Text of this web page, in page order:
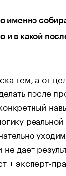
именно
в какой
тем, а от
после
дает
+ эксперт-